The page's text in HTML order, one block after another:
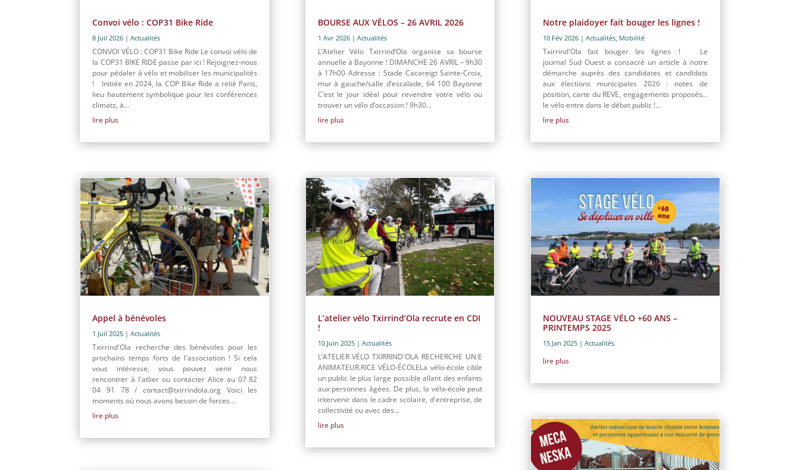
Convoi vélo : COP31 Bike Ride
8 Juil 2026 |Actualités
CONVOI VÉLO : COP31 Bike Ride Le convoi vélo de
la COP31 BIKE RIDE passe par ici ! Rejoignez-nous
pour pédaler à vélo et mobiliser les municipalités
! Initiée en 2024, la COP Bike Ride a relié Paris,
lieu hautement symbolique pour les conférences
climats, à...
lire plus
Appel à bénévoles
1 Juil 2025 |Actualités
Txirrind'Ola recherche des bénévoles pour les
prochains temps forts de l'association ! Si cela
vous intéresse, vous pouvez venir nous
rencontrer à l'atlier ou contacter Alice au 07 82
04 91 78 / contact@txirrindola.org Voici les
moments où nous avons besoin de forces...
lire plus
BOURSE AUX VÉLOS – 26 AVRIL 2026
1 Avr 2026| Actualités
L’Atelier Vélo Txirrind’Ola organise sa bourse
annuelle à Bayonne ! DIMANCHE 26 AVRIL – 9h30
à 17h00 Adresse : Stade Cacareigt Sainte-Croix,
mur à gauche/salle d’escalade, 64 100 Bayonne
C’est le jour idéal pour revendre votre vélo ou
trouver un vélo d’occasion ! 9h30...
lire plus
L’atelier vélo Txirrind’Ola recrute en CDI
!
10 Juin 2025| Actualités
L’ATELIER VÉLO TXIRRIND'OLA RECHERCHE UN·E
ANIMATEUR.RICE VÉLO-ÉCOLELa vélo-école cible
un public le plus large possible allant des enfants
aux personnes âgées. De plus, la vélo-école peut
intervenir dans le cadre scolaire, d'entreprise, de
collectivité ou avec des...
lire plus
Notre plaidoyer fait bouger les lignes !
10 Fév 2026| Actualités, Mobilité
Txirrind'Ola fait bouger les lignes ! Le
journal Sud Ouest a consacré un article à notre
démarche auprès des candidates et candidats
aux élections municipales 2026 : notes de
position, carte du REVE, engagements proposés…
le vélo entre dans le débat public !...
lire plus
NOUVEAU STAGE VÉLO +60 ANS –
PRINTEMPS 2025
15 Jan 2025| Actualités
lire plus